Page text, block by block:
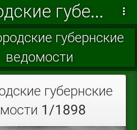
Нижегородские губернские ведомости 1898
губернские
ведомости
губернские
1/1898